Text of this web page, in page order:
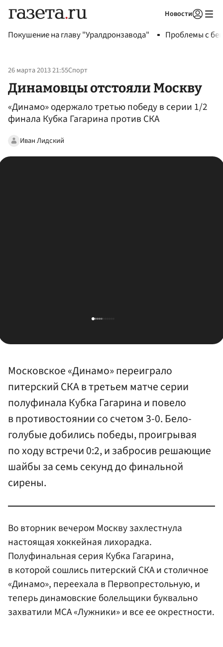
Новости
Покушение на главу "Уралдронзавода" Проблемы с
26 марта 2013 21:55Спорт
Динамовцы отстояли Москву
«Динамо» одержало третью победу в серии 1/2
финала Кубка Гагарина против СКА
Иван Лидский
Московское «Динамо» переиграло
питерский СКА в третьем матче серии
полуфинала Кубка Гагарина и повело
в противостоянии со счетом 3-0. Бело-
голубые добились победы, проигрывая
по ходу встречи 0:2, и забросив решающие
шайбы за семь секунд до финальной
сирены.
Во вторник вечером Москву захлестнула
настоящая хоккейная лихорадка.
Полуфинальная серия Кубка Гагарина,
в которой сошлись питерский СКА и столичное
«Динамо», переехала в Первопрестольную, и
теперь динамовские болельщики буквально
захватили МСА «Лужники» и все ее окрестности.